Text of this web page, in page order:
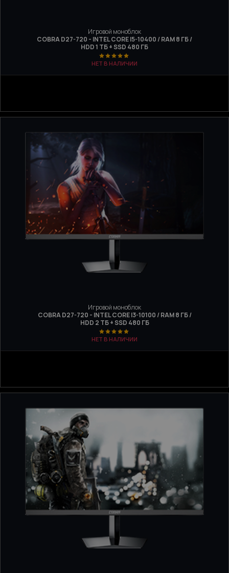
Игровой моноблок
COBRA D27-720 - INTEL CORE I5-10400 / RAM 8 ГБ /
HDD 1 ТБ + SSD 480 ГБ
НЕТ В НАЛИЧИИ
Игровой моноблок
COBRA D27-720 - INTEL CORE I3-10100 / RAM 8 ГБ /
HDD 2 ТБ + SSD 480 ГБ
НЕТ В НАЛИЧИИ